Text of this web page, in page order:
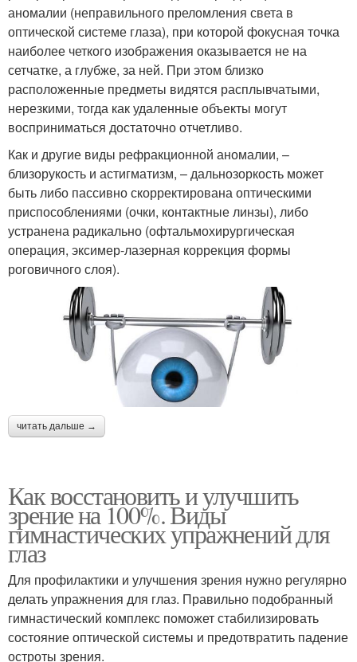
аномалии (неправильного преломления света в
оптической системе глаза), при которой фокусная точка
наиболее четкого изображения оказывается не на
сетчатке, а глубже, за ней. При этом близко
расположенные предметы видятся расплывчатыми,
нерезкими, тогда как удаленные объекты могут
восприниматься достаточно отчетливо.
Как и другие виды рефракционной аномалии, –
близорукость и астигматизм, – дальнозоркость может
быть либо пассивно скорректирована оптическими
приспособлениями (очки, контактные линзы), либо
устранена радикально (офтальмохирургическая
операция, эксимер-лазерная коррекция формы
роговичного слоя).
читать дальше →
Как восстановить и улучшить
зрение на 100%. Виды
гимнастических упражнений для
глаз
Для профилактики и улучшения зрения нужно регулярно
делать упражнения для глаз. Правильно подобранный
гимнастический комплекс поможет стабилизировать
состояние оптической системы и предотвратить падение
остроты зрения.